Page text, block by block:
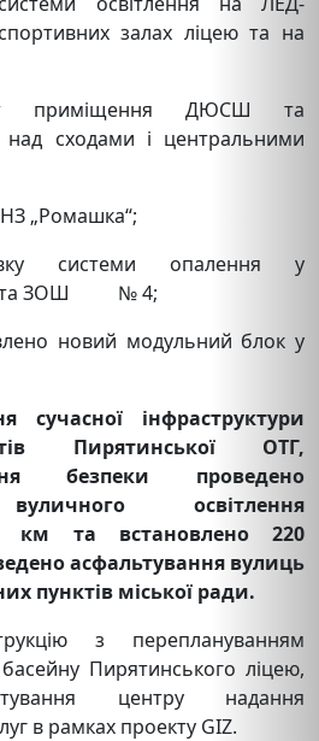
залах ліцею та на
приміщення ДЮСШ та
над сходами і центральними
„Ромашка“;
системи опалення у
та ЗОШ № 4;
новий модульний блок у
сучасної інфраструктури
Пирятинської ОТГ,
безпеки проведено
освітлення
км та встановлено 220
асфальтування вулиць
пунктів міської ради.
з переплануванням
Пирятинського ліцею,
центру надання
в рамках проекту GIZ.